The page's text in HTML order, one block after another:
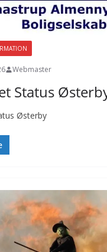
Webmaster
Status
Østerby